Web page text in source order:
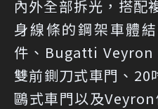
內外全部拆光，搭
身線條的鋼架車體
件、Bugatti Veyron
雙前鍘刀式車門、20
鷗式車門以及